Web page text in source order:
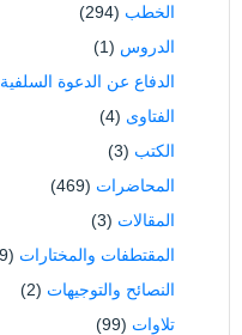
الخطب (294)
الدروس (1)
الدفاع عن الدعوة السلفية
الفتاوى (4)
الكتب (3)
المحاضرات (469)
المقالات (3)
المقتطفات والمختارات (59)
النصائح والتوجيهات (2)
تلاوات (99)